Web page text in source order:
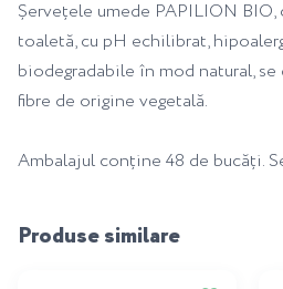
Șervețele umede PAPILION
toaletă, cu pH echilibrat,
biodegradabile în mod natural,
fibre de origine vegetală.
Ambalajul conține 48 de bucăți.
Produse similare